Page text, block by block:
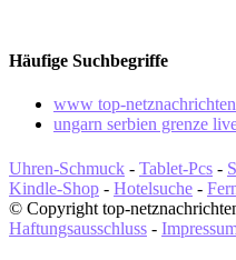
Häufige Suchbegriffe
www top-
ungarn serbien grenze
Uhren-Schmuck - Tablet-Pcs -
Kindle-Shop - Hotelsuche -
© Copyright top-
Haftungsausschluss -